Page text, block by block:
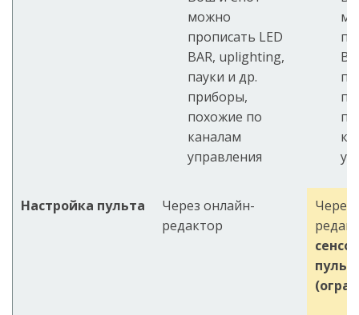
можно
прописать LED
BAR, uplighting,
пауки и др.
приборы,
похожие по
каналам
управления
Настройка пульта
Через онлайн-
редактор
Через